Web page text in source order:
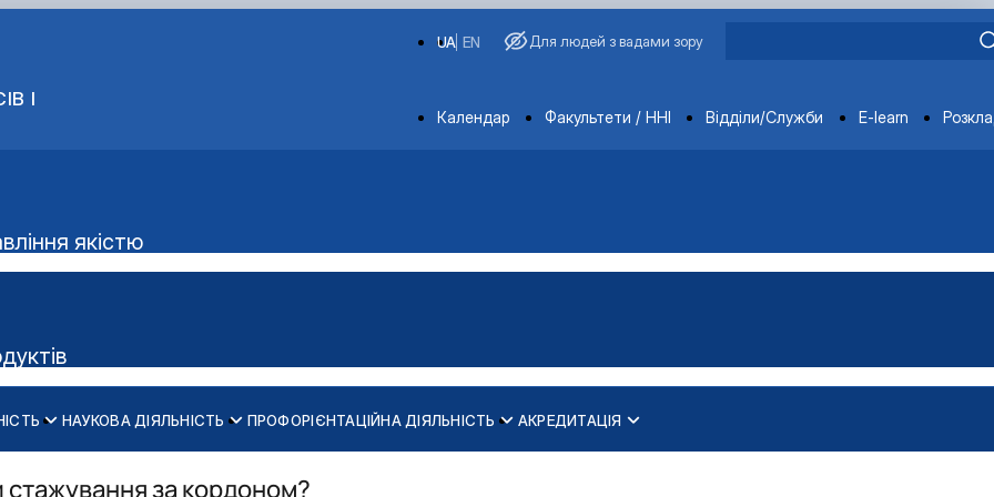
І
EN
UA Для людей з вадами зору
Departments
Календар Факультети / ННІ Відділи/Служби E-learn
якістю
Аудиторний фонд
НАУКОВА ДІЯЛЬНІСТЬ ПРОФОРІЄНТАЦІЙНА ДІЯЛЬНІСТЬ АКРЕДИТАЦІЯ
за кордоном?